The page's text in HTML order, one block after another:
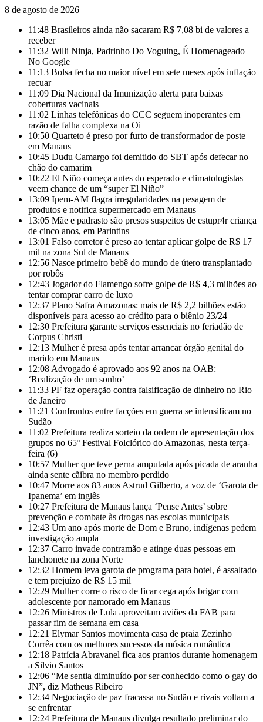
8 de agosto de 2026
11:48 Brasileiros ainda não sacaram R$ 7,08 bi de valores a
receber
11:32 Willi Ninja, Padrinho Do Voguing, É Homenageado
No Google
11:13 Bolsa fecha no maior nível em sete meses após inflação
recuar
11:09 Dia Nacional da Imunização alerta para baixas
coberturas vacinais
11:02 Linhas telefônicas do CCC seguem inoperantes em
razão de falha complexa na Oi
10:50 Quarteto é preso por furto de transformador de poste
em Manaus
10:45 Dudu Camargo foi demitido do SBT após defecar no
chão do camarim
10:22 El Niño começa antes do esperado e climatologistas
veem chance de um “super El Niño”
13:09 Ipem-AM flagra irregularidades na pesagem de
produtos e notifica supermercado em Manaus
13:05 Mãe e padrasto são presos suspeitos de estupr4r criança
de cinco anos, em Parintins
13:01 Falso corretor é preso ao tentar aplicar golpe de R$ 17
mil na zona Sul de Manaus
12:56 Nasce primeiro bebê do mundo de útero transplantado
por robôs
12:43 Jogador do Flamengo sofre golpe de R$ 4,3 milhões ao
tentar comprar carro de luxo
12:37 Plano Safra Amazonas: mais de R$ 2,2 bilhões estão
disponíveis para acesso ao crédito para o biênio 23/24
12:30 Prefeitura garante serviços essenciais no feriadão de
Corpus Christi
12:13 Mulher é presa após tentar arrancar órgão genital do
marido em Manaus
12:08 Advogado é aprovado aos 92 anos na OAB:
‘Realização de um sonho’
11:33 PF faz operação contra falsificação de dinheiro no Rio
de Janeiro
11:21 Confrontos entre facções em guerra se intensificam no
Sudão
11:02 Prefeitura realiza sorteio da ordem de apresentação dos
grupos no 65º Festival Folclórico do Amazonas, nesta terça-
feira (6)
10:57 Mulher que teve perna amputada após picada de aranha
ainda sente cãibra no membro perdido
10:47 Morre aos 83 anos Astrud Gilberto, a voz de ‘Garota de
Ipanema’ em inglês
10:27 Prefeitura de Manaus lança ‘Pense Antes’ sobre
prevenção e combate às drogas nas escolas municipais
12:43 Um ano após morte de Dom e Bruno, indígenas pedem
investigação ampla
12:37 Carro invade contramão e atinge duas pessoas em
lanchonete na zona Norte
12:32 Homem leva garota de programa para hotel, é assaltado
e tem prejuízo de R$ 15 mil
12:29 Mulher corre o risco de ficar cega após brigar com
adolescente por namorado em Manaus
12:26 Ministros de Lula aproveitam aviões da FAB para
passar fim de semana em casa
12:21 Elymar Santos movimenta casa de praia Zezinho
Corrêa com os melhores sucessos da música romântica
12:18 Patrícia Abravanel fica aos prantos durante homenagem
a Silvio Santos
12:06 “Me sentia diminuído por ser conhecido como o gay do
JN”, diz Matheus Ribeiro
12:34 Negociação de paz fracassa no Sudão e rivais voltam a
se enfrentar
12:24 Prefeitura de Manaus divulga resultado preliminar do